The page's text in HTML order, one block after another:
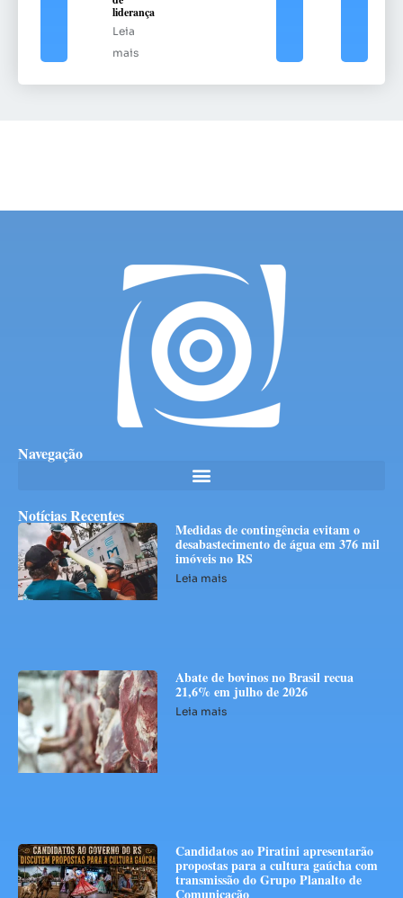
liderança
Leia
mais
Navegação
Notícias Recentes
Medidas de contingência evitam o
desabastecimento de água em 376 mil
imóveis no RS
Leia mais
Abate de bovinos no Brasil recua
21,6% em julho de 2026
Leia mais
Candidatos ao Piratini apresentarão
propostas para a cultura gaúcha com
transmissão do Grupo Planalto de
Comunicação